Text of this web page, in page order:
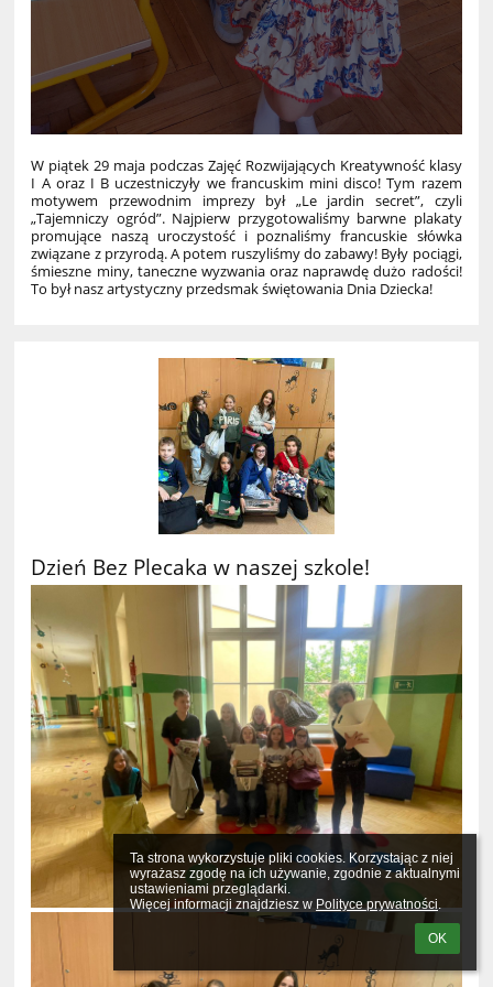
Ta strona wykorzystuje pliki cookies. Korzystając z niej
wyrażasz zgodę na ich używanie, zgodnie z aktualnymi
ustawieniami przeglądarki.
Więcej informacji znajdziesz w Polityce prywatności.
OK
W piątek 29 maja podczas Zajęć Rozwijających Kreatywność klasy
I A oraz I B uczestniczyły we francuskim mini disco! Tym razem
motywem przewodnim imprezy był „Le jardin secret”, czyli
„Tajemniczy ogród”. Najpierw przygotowaliśmy barwne plakaty
promujące naszą uroczystość i poznaliśmy francuskie słówka
związane z przyrodą. A potem ruszyliśmy do zabawy! Były pociągi,
śmieszne miny, taneczne wyzwania oraz naprawdę dużo radości!
To był nasz artystyczny przedsmak świętowania Dnia Dziecka!
Dzień Bez Plecaka w naszej szkole!